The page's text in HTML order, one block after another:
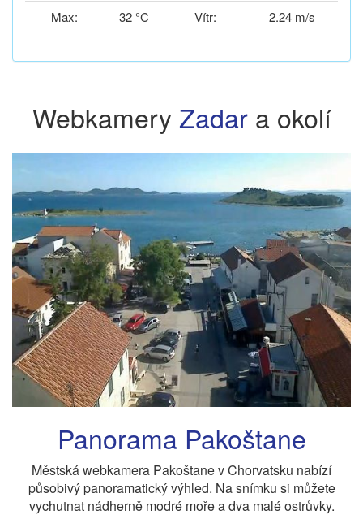
Max:
32 °C Vítr: 2.24 m/s
Webkamery Zadara okolí
Panorama Pakoštane
Městská webkamera Pakoštane v Chorvatsku nabízí
působivý panoramatický výhled. Na snímku si můžete
vychutnat nádherně modré moře a dva malé ostrůvky.